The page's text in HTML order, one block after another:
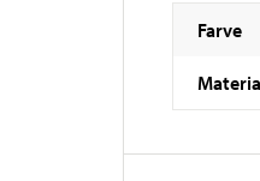
Farve